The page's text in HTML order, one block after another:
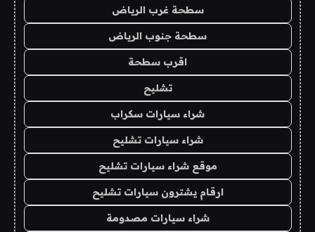
سطحة غرب الرياض
سطحة جنوب الرياض
اقرب سطحة
تشليح
شراء سيارات سكراب
شراء سيارات تشليح
موقع شراء سيارات تشليح
ارقام يشترون سيارات تشليح
شراء سيارات مصدومة